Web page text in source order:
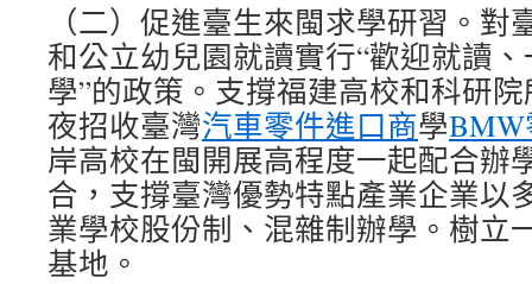
（二）促進臺生來閩求學研習。對
和公立幼兒園就讀實行“歡迎就讀
學”的政策。支撐福建高校和科研
夜招收臺灣汽車零件進口商學
岸高校在閩開展高程度一起配合辦
合，支撐臺灣優勢特點產業企業以
業學校股份制、混雜制辦學。樹立
基地。